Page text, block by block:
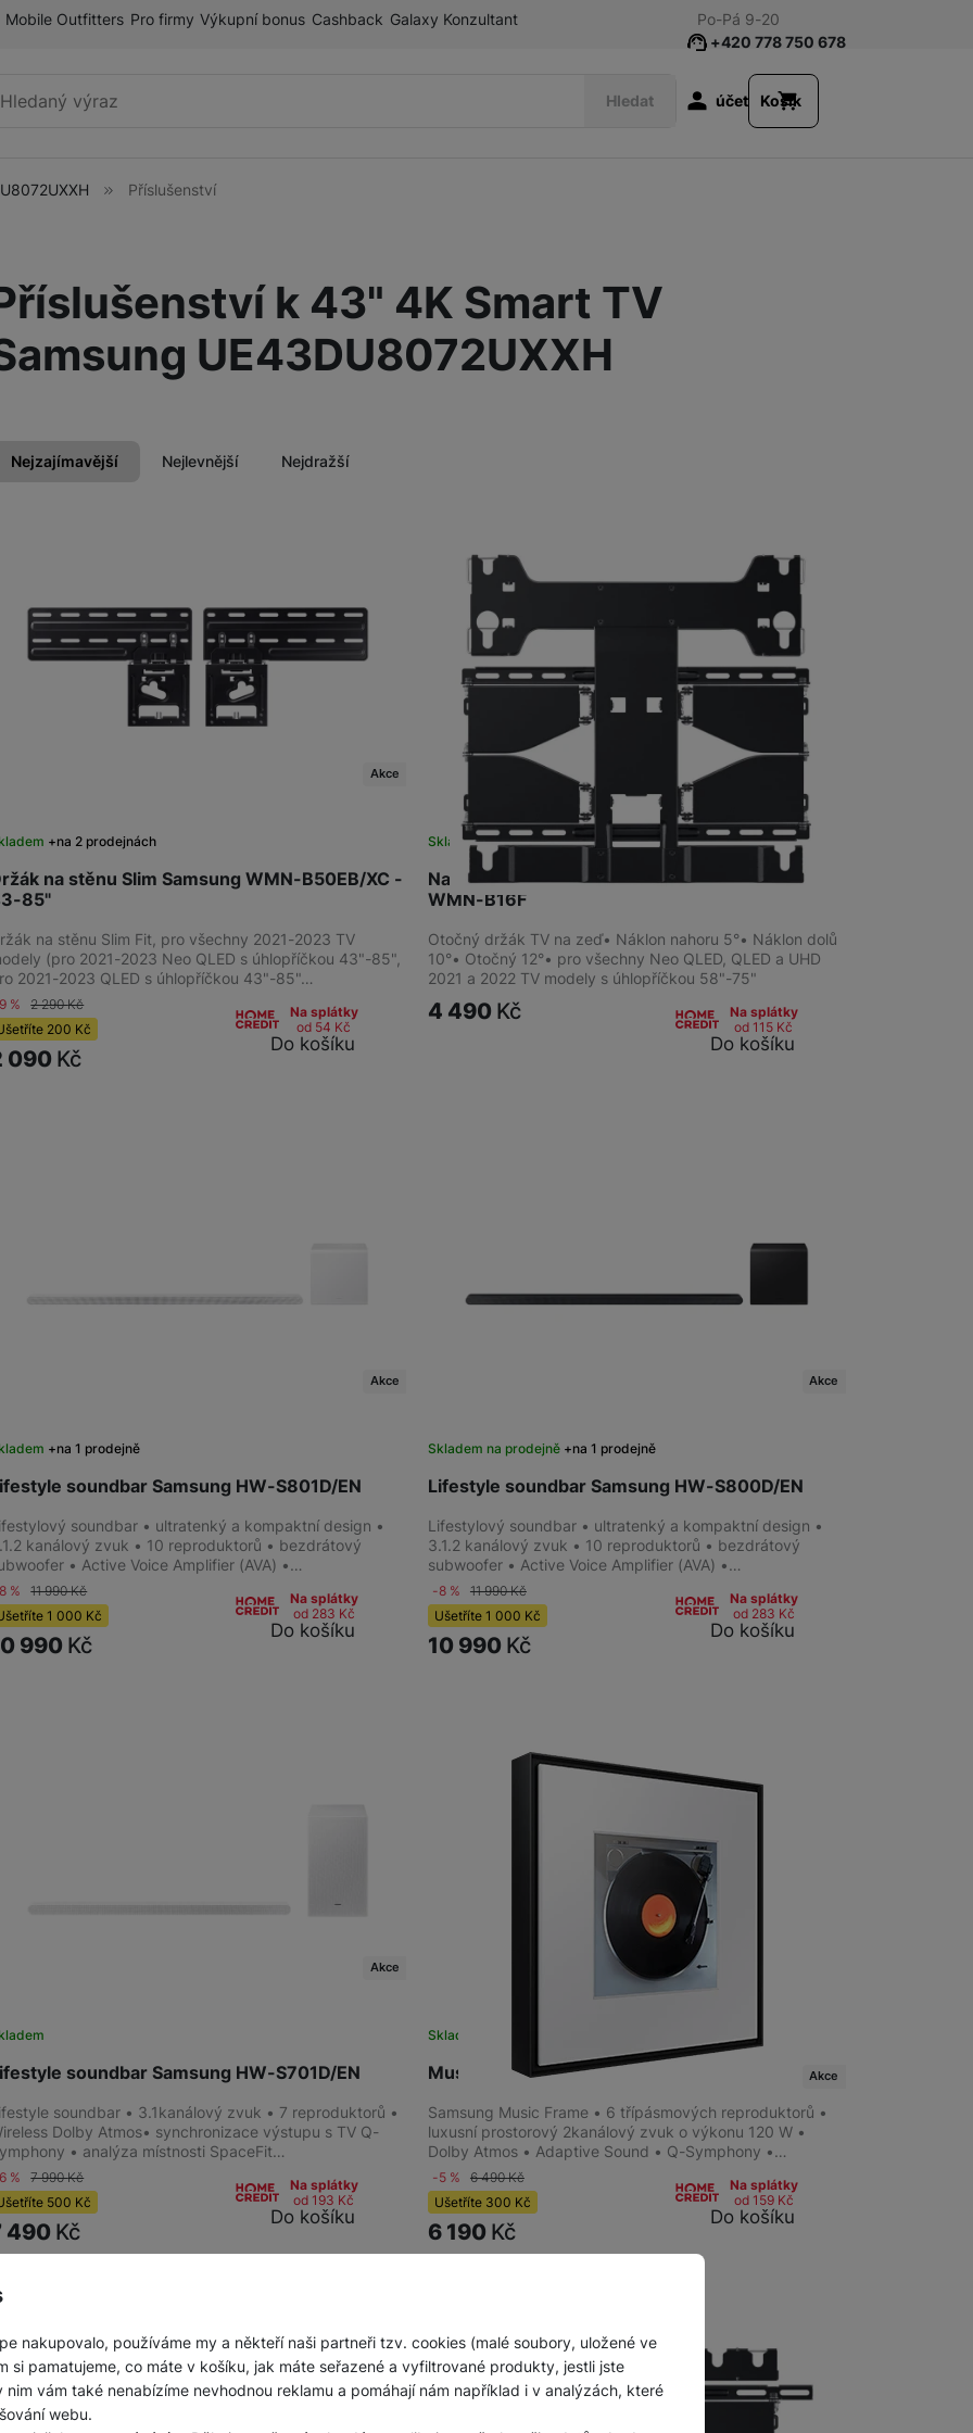
nakupovalo, používáme my a někteří naši partneři tzv. cookies (malé soubory, uložené ve
si pamatujeme, co máte v košíku, jak máte seřazené a vyfiltrované produkty, jestli jste
nim vám také nenabízíme nevhodnou reklamu a pomáhají nám například i v analýzách, které
webu.
Mobile Outfitters Pro firmy Výkupní bonus Cashback Galaxy Konzultant
Vyhledávání Hledat
Galaxy Ring
Televize/Audio
Domácí spotřebiče Monitory
+420 778 750 678
Po-Pá 9-20
Uživatelská
účet Košík
Příslušenství
k 43" 4K Smart TV
UE43DU8072UXXH
Nejzajímavější Nejlevnější Nejdražší
na stěnu Slim Samsung WMN-B50EB/XC -
85"
na 2 prodejnách
Akce
na stěnu Slim Fit, pro všechny 2021-2023 TV
(pro 2021-2023 Neo QLED s úhlopříčkou 43"-85",
2021-2023 QLED s úhlopříčkou 43"-85"…
% 2 290Kč
200 Kč
090 Kč
Na splátky
od 54 Kč
Do košíku
Naklápěcí držák TV na zeď 48"-75" Samsung
WMN-B16F
Skladem na prodejně na 1 prodejně
Otočný držák TV na zeď• Náklon nahoru 5°• Náklon dolů
10°• Otočný 12°• pro všechny Neo QLED, QLED a UHD
2021 a 2022 TV modely s úhlopříčkou 58"-75"
4 490 Kč
Na splátky
od 115 Kč
Do košíku
soundbar Samsung HW-S801D/EN
na 1 prodejně
Akce
soundbar • ultratenký a kompaktní design •
kanálový zvuk • 10 reproduktorů • bezdrátový
• Active Voice Amplifier (AVA) •…
% 11 990Kč
1 000 Kč
990 Kč
Na splátky
od 283 Kč
Do košíku
Lifestyle soundbar Samsung HW-S800D/EN
Skladem na prodejně na 1 prodejně
Akce
Lifestylový soundbar • ultratenký a kompaktní design •
3.1.2 kanálový zvuk • 10 reproduktorů • bezdrátový
subwoofer • Active Voice Amplifier (AVA) •…
-8 % 11 990Kč
Ušetříte 1 000 Kč
10 990 Kč
Na splátky
od 283 Kč
Do košíku
soundbar Samsung HW-S701D/EN
Akce
soundbar • 3.1kanálový zvuk • 7 reproduktorů •
Dolby Atmos• synchronizace výstupu s TV Q-
• analýza místnosti SpaceFit…
% 7 990Kč
500 Kč
490 Kč
Na splátky
od 193 Kč
Do košíku
Music Frame Samsung HW-LS60D/EN
Skladem na prodejně
Akce
Samsung Music Frame • 6 třípásmových reproduktorů •
luxusní prostorový 2kanálový zvuk o výkonu 120 W •
Dolby Atmos • Adaptive Sound • Q-Symphony •…
-5 % 6 490Kč
Ušetříte 300 Kč
6 190 Kč
Na splátky
od 159 Kč
Do košíku